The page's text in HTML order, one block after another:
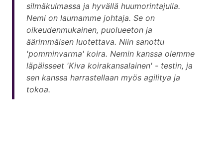
silmäkulmassa ja hyvällä huumorintajulla.
Nemi on laumamme johtaja. Se on
oikeudenmukainen, puolueeton ja
äärimmäisen luotettava. Niin sanottu
'pomminvarma' koira. Nemin kanssa olemme
läpäisseet 'Kiva koirakansalainen' - testin, ja
sen kanssa harrastellaan myös agilitya ja
tokoa.